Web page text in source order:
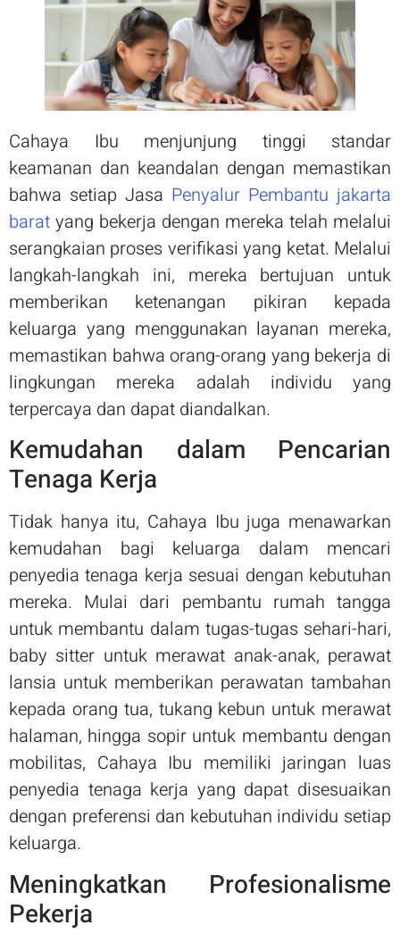
Cahaya Ibu menjunjung tinggi standar
keamanan dan keandalan dengan memastikan
bahwa setiap Jasa Penyalur Pembantu jakarta
barat yang bekerja dengan mereka telah melalui
serangkaian proses verifikasi yang ketat. Melalui
langkah-langkah ini, mereka bertujuan untuk
memberikan ketenangan pikiran kepada
keluarga yang menggunakan layanan mereka,
memastikan bahwa orang-orang yang bekerja di
lingkungan mereka adalah individu yang
terpercaya dan dapat diandalkan.
Kemudahan dalam Pencarian
Tenaga Kerja
Tidak hanya itu, Cahaya Ibu juga menawarkan
kemudahan bagi keluarga dalam mencari
penyedia tenaga kerja sesuai dengan kebutuhan
mereka. Mulai dari pembantu rumah tangga
untuk membantu dalam tugas-tugas sehari-hari,
baby sitter untuk merawat anak-anak, perawat
lansia untuk memberikan perawatan tambahan
kepada orang tua, tukang kebun untuk merawat
halaman, hingga sopir untuk membantu dengan
mobilitas, Cahaya Ibu memiliki jaringan luas
penyedia tenaga kerja yang dapat disesuaikan
dengan preferensi dan kebutuhan individu setiap
keluarga.
Meningkatkan Profesionalisme
Pekerja